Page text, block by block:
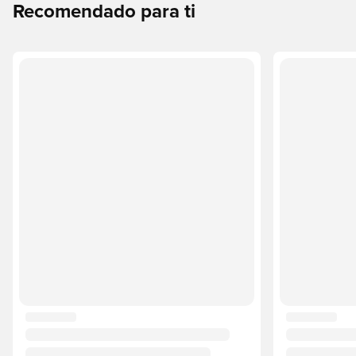
Recomendado para ti